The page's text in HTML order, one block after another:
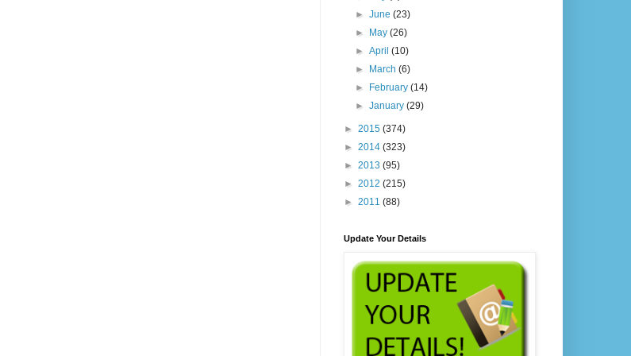
►June(23)
►
May(26)
►April(10)
►
March(6)
►
February(14)
►January(29)
► 2015 (374)
► 2014 (323)
► 2013 (95)
► 2012 (215)
► 2011 (88)
Update Your Details